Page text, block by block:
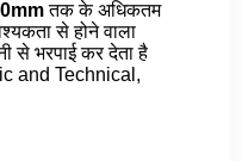
तक के अधिकतम
से होने वाला
से भरपाई कर देता है
and Technical,